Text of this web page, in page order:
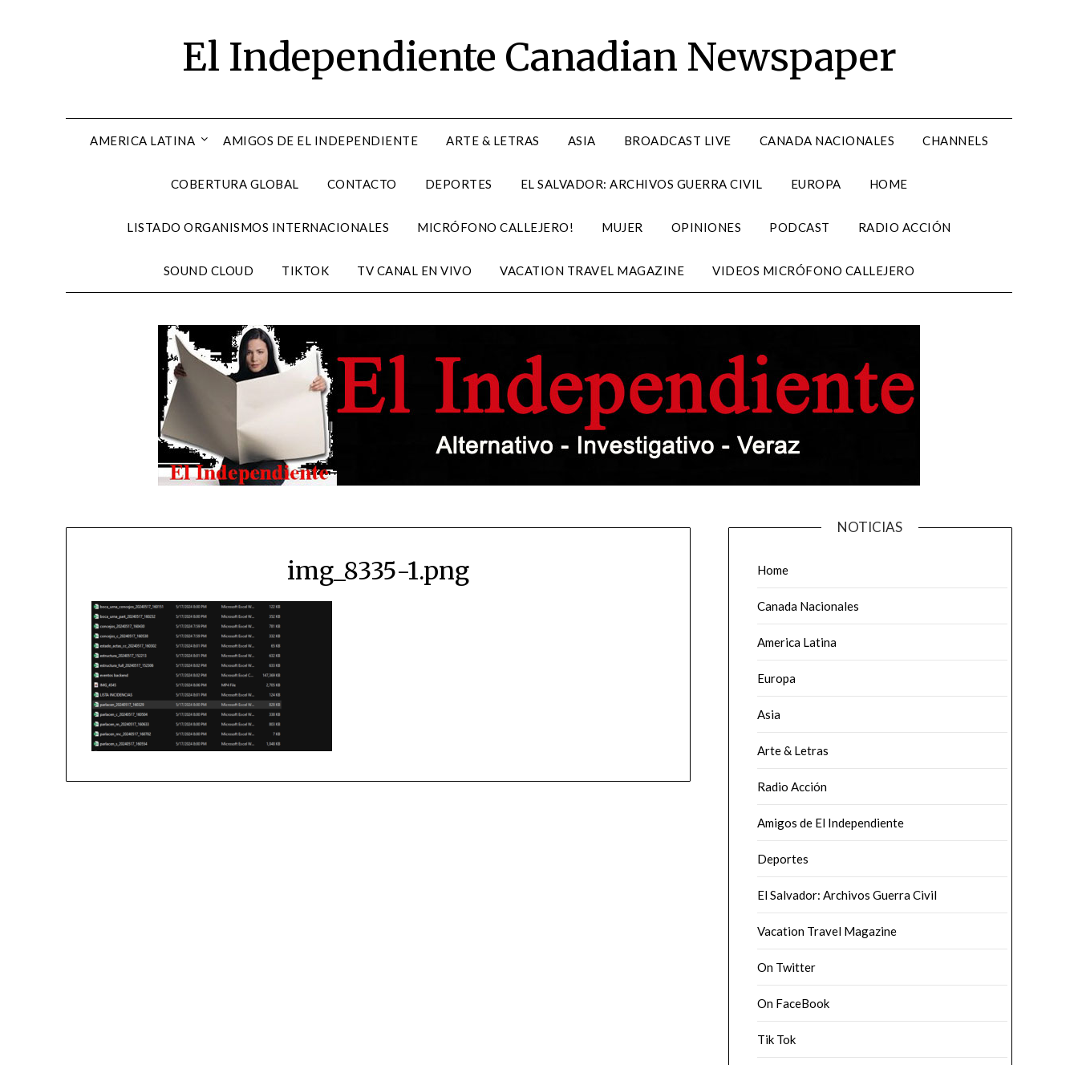
El Independiente Canadian Newspaper
AMERICA LATINA AMIGOS DE EL INDEPENDIENTE ARTE & LETRAS ASIA BROADCAST LIVE CANADA NACIONALES CHANNELS
COBERTURA GLOBAL CONTACTO DEPORTES EL SALVADOR: ARCHIVOS GUERRA CIVIL EUROPA HOME
LISTADO ORGANISMOS INTERNACIONALES MICRÓFONO CALLEJERO! MUJER OPINIONES PODCAST RADIO ACCIÓN
SOUND CLOUD TIKTOK TV CANAL EN VIVO VACATION TRAVEL MAGAZINE VIDEOS MICRÓFONO CALLEJERO
img_8335-1.png
NOTICIAS
Home
Canada Nacionales
America Latina
Europa
Asia
Arte & Letras
Radio Acción
Amigos de El Independiente
Deportes
El Salvador: Archivos Guerra Civil
Vacation Travel Magazine
On Twitter
On FaceBook
Tik Tok